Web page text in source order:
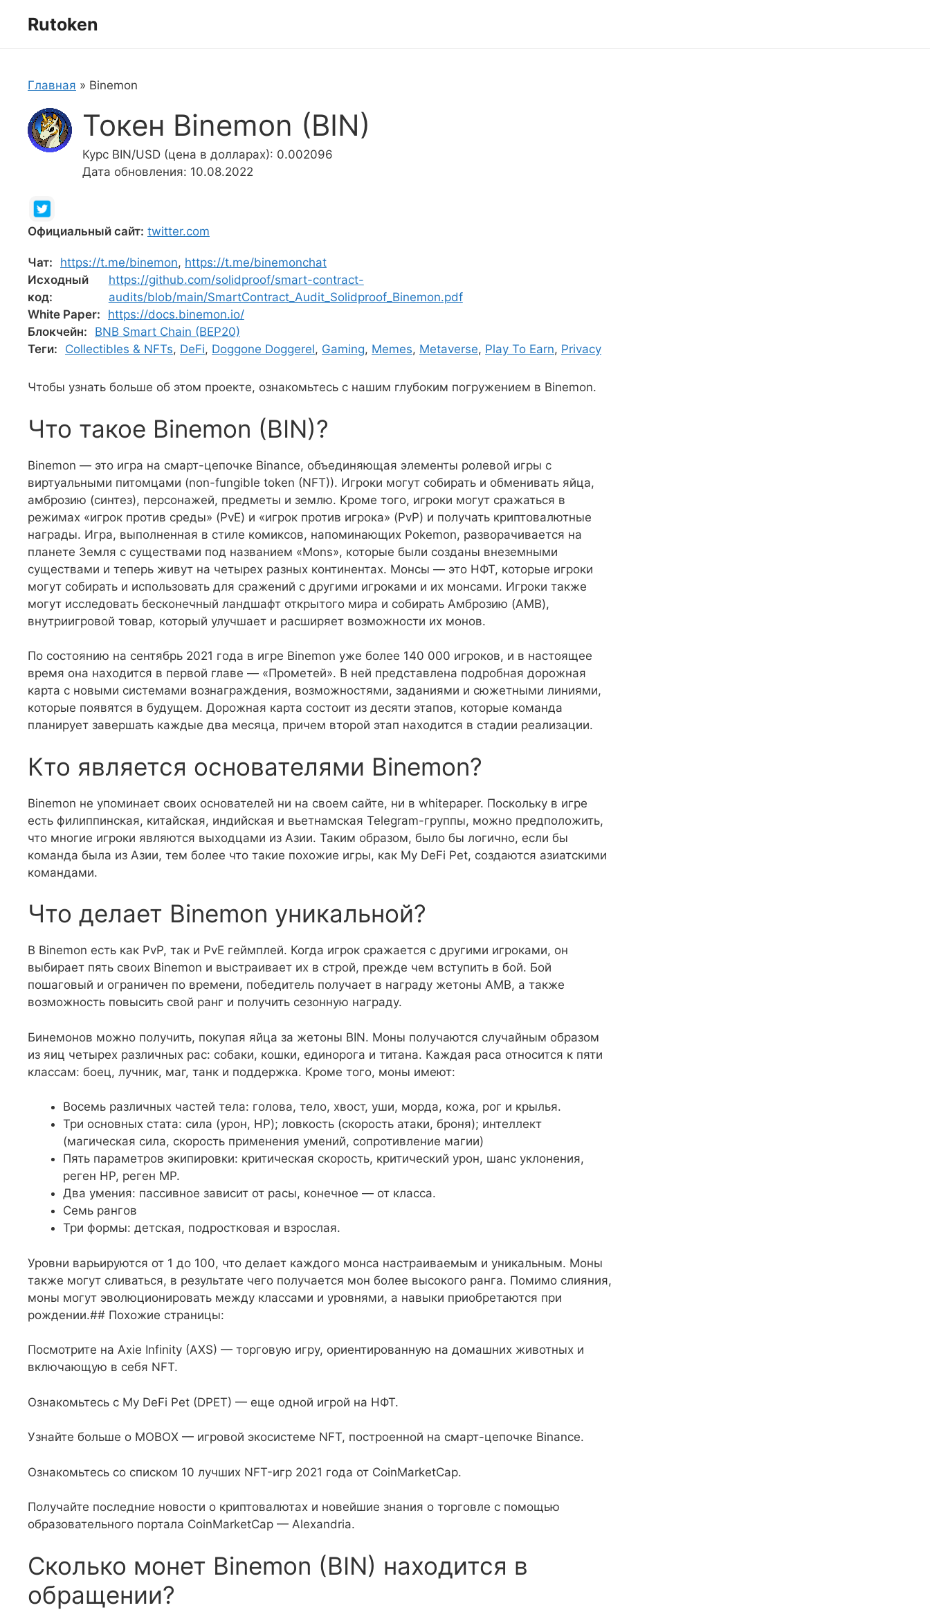
Rutoken
Главная » Binemon
Токен Binemon (BIN)
Курс BIN/USD (цена в долларах): 0.002096
Дата обновления: 10.08.2022
Официальный сайт: twitter.com
Чат: https://t.me/binemon, https://t.me/binemonchat
Исходный
код:
https://github.com/solidproof/smart-contract-
audits/blob/main/SmartContract_Audit_Solidproof_Binemon.pdf
White Paper:
https://docs.binemon.io/
Блокчейн:
BNB Smart Chain (BEP20)
Теги:
Collectibles & NFTs, DeFi, Doggone Doggerel, Gaming, Memes, Metaverse, Play To Earn, Privacy
Чтобы узнать больше об этом проекте, ознакомьтесь с нашим глубоким погружением в Binemon.
Что такое Binemon (BIN)?
Binemon — это игра на смарт-цепочке Binance, объединяющая элементы ролевой игры с
виртуальными питомцами (non-fungible token (NFT)). Игроки могут собирать и обменивать яйца,
амброзию (синтез), персонажей, предметы и землю. Кроме того, игроки могут сражаться в
режимах «игрок против среды» (PvE) и «игрок против игрока» (PvP) и получать криптовалютные
награды. Игра, выполненная в стиле комиксов, напоминающих Pokemon, разворачивается на
планете Земля с существами под названием «Mons», которые были созданы внеземными
существами и теперь живут на четырех разных континентах. Монсы — это НФТ, которые игроки
могут собирать и использовать для сражений с другими игроками и их монсами. Игроки также
могут исследовать бесконечный ландшафт открытого мира и собирать Амброзию (AMB),
внутриигровой товар, который улучшает и расширяет возможности их монов.
По состоянию на сентябрь 2021 года в игре Binemon уже более 140 000 игроков, и в настоящее
время она находится в первой главе — «Прометей». В ней представлена подробная дорожная
карта с новыми системами вознаграждения, возможностями, заданиями и сюжетными линиями,
которые появятся в будущем. Дорожная карта состоит из десяти этапов, которые команда
планирует завершать каждые два месяца, причем второй этап находится в стадии реализации.
Кто является основателями Binemon?
Binemon не упоминает своих основателей ни на своем сайте, ни в whitepaper. Поскольку в игре
есть филиппинская, китайская, индийская и вьетнамская Telegram-группы, можно предположить,
что многие игроки являются выходцами из Азии. Таким образом, было бы логично, если бы
команда была из Азии, тем более что такие похожие игры, как My DeFi Pet, создаются азиатскими
командами.
Что делает Binemon уникальной?
В Binemon есть как PvP, так и PvE геймплей. Когда игрок сражается с другими игроками, он
выбирает пять своих Binemon и выстраивает их в строй, прежде чем вступить в бой. Бой
пошаговый и ограничен по времени, победитель получает в награду жетоны AMB, а также
возможность повысить свой ранг и получить сезонную награду.
Бинемонов можно получить, покупая яйца за жетоны BIN. Моны получаются случайным образом
из яиц четырех различных рас: собаки, кошки, единорога и титана. Каждая раса относится к пяти
классам: боец, лучник, маг, танк и поддержка. Кроме того, моны имеют:
Восемь различных частей тела: голова, тело, хвост, уши, морда, кожа, рог и крылья.
Три основных стата: сила (урон, HP); ловкость (скорость атаки, броня); интеллект
(магическая сила, скорость применения умений, сопротивление магии)
Пять параметров экипировки: критическая скорость, критический урон, шанс уклонения,
реген HP, реген MP.
Два умения: пассивное зависит от расы, конечное — от класса.
Семь рангов
Три формы: детская, подростковая и взрослая.
Уровни варьируются от 1 до 100, что делает каждого монса настраиваемым и уникальным. Моны
также могут сливаться, в результате чего получается мон более высокого ранга. Помимо слияния,
моны могут эволюционировать между классами и уровнями, а навыки приобретаются при
рождении.## Похожие страницы:
Посмотрите на Axie Infinity (AXS) — торговую игру, ориентированную на домашних животных и
включающую в себя NFT.
Ознакомьтесь с My DeFi Pet (DPET) — еще одной игрой на НФТ.
Узнайте больше о MOBOX — игровой экосистеме NFT, построенной на смарт-цепочке Binance.
Ознакомьтесь со списком 10 лучших NFT-игр 2021 года от CoinMarketCap.
Получайте последние новости о криптовалютах и новейшие знания о торговле с помощью
образовательного портала CoinMarketCap — Alexandria.
Сколько монет Binemon (BIN) находится в
обращении?